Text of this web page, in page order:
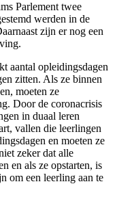
Parlement twee
werden in de
zijn er nog een
aantal opleidingsdagen
zitten. Als ze binnen
moeten ze
Door de coronacrisis
in duaal leren
vallen die leerlingen
en moeten ze
zeker dat alle
en als ze opstarten, is
om een leerling aan te